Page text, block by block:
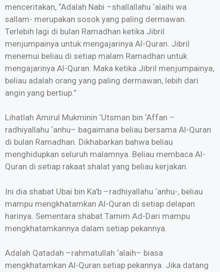
menceritakan, “Adalah Nabi –shallallahu ‘alaihi wa
sallam- merupakan sosok yang paling dermawan.
Terlebih lagi di bulan Ramadhan ketika Jibril
menjumpainya untuk mengajarinya Al-Quran. Jibril
menemui beliau di setiap malam Ramadhan untuk
mengajarinya Al-Quran. Maka ketika Jibril menjumpainya,
beliau adalah orang yang paling dermawan, lebih dari
angin yang bertiup.”
Lihatlah Amirul Mukminin ‘Utsman bin ‘Affan –
radhiyallahu ‘anhu– bagaimana beliau bersama Al-Quran
di bulan Ramadhan. Dikhabarkan bahwa beliau
menghidupkan seluruh malamnya. Beliau membaca Al-
Quran di setiap rakaat shalat yang beliau kerjakan.
Ini dia shabat Ubai bin Ka’b –radhiyallahu ‘anhu-, beliau
mampu mengkhatamkan Al-Quran di setiap delapan
harinya. Sementara shabat Tamim Ad-Dari mampu
mengkhatamkannya dalam setiap pekannya.
Adalah Qatadah –rahmatullah ‘alaih– biasa
mengkhatamkan Al-Quran setiap pekannya. Jika datang